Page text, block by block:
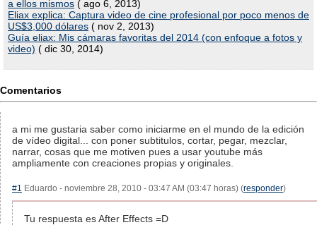
a ellos mismos ( ago 6, 2013)
Eliax explica: Captura video de cine profesional por poco menos de
US$3,000 dólares ( nov 2, 2013)
Guía eliax: Mis cámaras favoritas del 2014 (con enfoque a fotos y
video) ( dic 30, 2014)
Comentarios
a mi me gustaria saber como iniciarme en el mundo de la edición
de vídeo digital... con poner subtitulos, cortar, pegar, mezclar,
narrar, cosas que me motiven pues a usar youtube más
ampliamente con creaciones propias y originales.
#1 Eduardo - noviembre 28, 2010 - 03:47 AM (03:47 horas) (responder)
Tu respuesta es After Effects =D